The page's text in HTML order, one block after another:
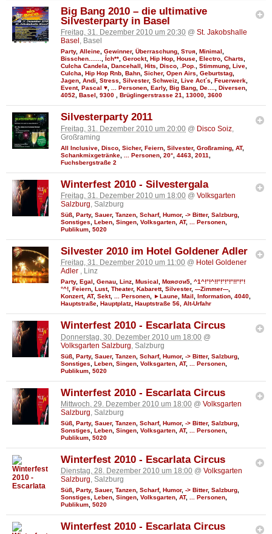
Big Bang 2010 – die ultimative
Silvesterparty in Basel
Freitag, 31. Dezember 2010 um 20:30 @ St. Jakobshalle
Basel , Basel
Party, Alleine, Gewinner, Überraschung, Sтυя, Minimal,
Bisschen......., Ích**, Gerockt, Hip Hop, House, Electro, Charts,
Culcha Candela, Dancehall, Hits, Disco, .Pop., Stimmung, Live,
Culcha, Hip Hop Rnb, Bahn, Sicher, Open Airs, Geburtstag,
Jagen, Andi, Stress, Silvester, Schweiz, Live Act´s, Feuerwerk,
Event, Pascal ♥, ... Personen, Early, Big Bang, De...., Diversen,
4052, Basel, 9300 , Brüglingerstrasse 21, 13000, 3600
Silvesterparty 2011
Freitag, 31. Dezember 2010 um 20:00 @ Disco Soiz
Großraming
All Inclusive Disco Sicher, Feiern Silvester, Großraming AT,
Schankmixgetränke
... Personen 20° 4463 2011
Fuchsbergstraße 2
Winterfest 2010 - Silvestergala
Freitag, 31. Dezember 2010 um 18:00 @ Volksgarten
Salzburg, Salzburg
Süß Party, Sauer, Tanzen Scharf, Humor, -> Bitter, Salzburg
Sonstiges
Leben Singen Volksgarten AT, ... Personen
Publikum 5020
Silvester 2010 im Hotel Goldener Adler
Freitag, 31. Dezember 2010 um 11:00 @ Hotel Goldener
Adler , Linz
Party, Egal , Genau, Linz, Musical , Мαяσσи5, ^1^!°!^!!°!°!°!°!!°!°!
°^!, Feiern, Lust, Theater, Kabarett, Silvester, ---Zimmer---,
Konzert, AT, Sekt, ... Personen, ►Laune, Mail , Information, 4040,
Hauptstraße, Hauptplatz, Hauptstraße 56, Alt-Urfahr
Winterfest 2010 - Escarlata Circus
Donnerstag, 30. Dezember 2010 um 18:00 @
Volksgarten Salzburg , Salzburg
Süß Party, Sauer, Tanzen Scharf, Humor, -> Bitter, Salzburg
Sonstiges
Leben Singen Volksgarten AT, ... Personen
Publikum 5020
Winterfest 2010 - Escarlata Circus
Mittwoch, 29. Dezember 2010 um 18:00 @ Volksgarten
Salzburg, Salzburg
Süß Party, Sauer, Tanzen Scharf, Humor, -> Bitter, Salzburg
Sonstiges
Leben Singen Volksgarten AT, ... Personen
Publikum 5020
Winterfest 2010 - Escarlata Circus
Dienstag, 28. Dezember 2010 um 18:00 @ Volksgarten
Salzburg, Salzburg
Süß, Party, Sauer, Tanzen, Scharf, Humor, -> Bitter, Salzburg,
Sonstiges, Leben, Singen, Volksgarten, AT, ... Personen,
Publikum, 5020
Winterfest 2010 - Escarlata Circus